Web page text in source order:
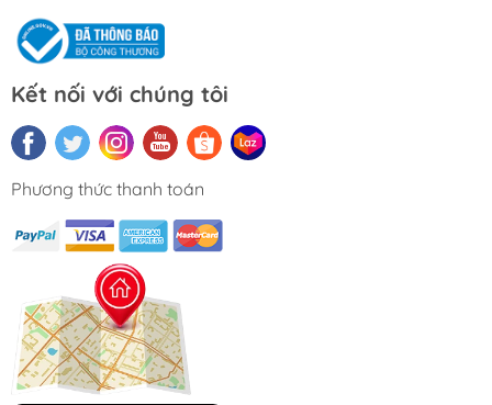
Kết nối với chúng tôi
Phương thức thanh toán